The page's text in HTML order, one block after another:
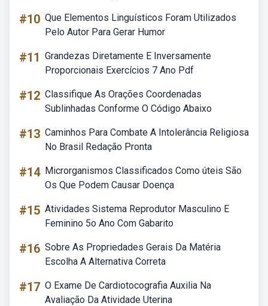
#10 Que Elementos Linguísticos Foram Utilizados
Pelo Autor Para Gerar Humor
#11 Grandezas Diretamente E Inversamente
Proporcionais Exercícios 7 Ano Pdf
#12 Classifique As Orações Coordenadas
Sublinhadas Conforme O Código Abaixo
#13 Caminhos Para Combate A Intolerância Religiosa
No Brasil Redação Pronta
#14 Microrganismos Classificados Como úteis São
Os Que Podem Causar Doença
#15 Atividades Sistema Reprodutor Masculino E
Feminino 5o Ano Com Gabarito
#16 Sobre As Propriedades Gerais Da Matéria
Escolha A Alternativa Correta
#17 O Exame De Cardiotocografia Auxilia Na
Avaliação Da Atividade Uterina